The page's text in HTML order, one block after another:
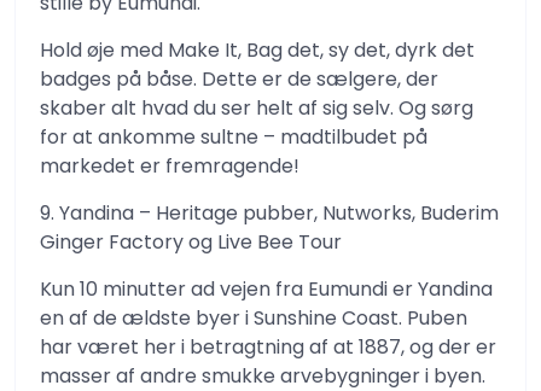
Hold øje med Make It, Bag det, sy det, dyrk det
badges på båse. Dette er de sælgere, der
skaber alt hvad du ser helt af sig selv. Og sørg
for at ankomme sultne – madtilbudet på
markedet er fremragende!
9. Yandina – Heritage pubber, Nutworks, Buderim
Ginger Factory og Live Bee Tour
Kun 10 minutter ad vejen fra Eumundi er Yandina
en af ​​de ældste byer i Sunshine Coast. Puben
har været her i betragtning af at 1887, og der er
masser af andre smukke arvebygninger i byen.